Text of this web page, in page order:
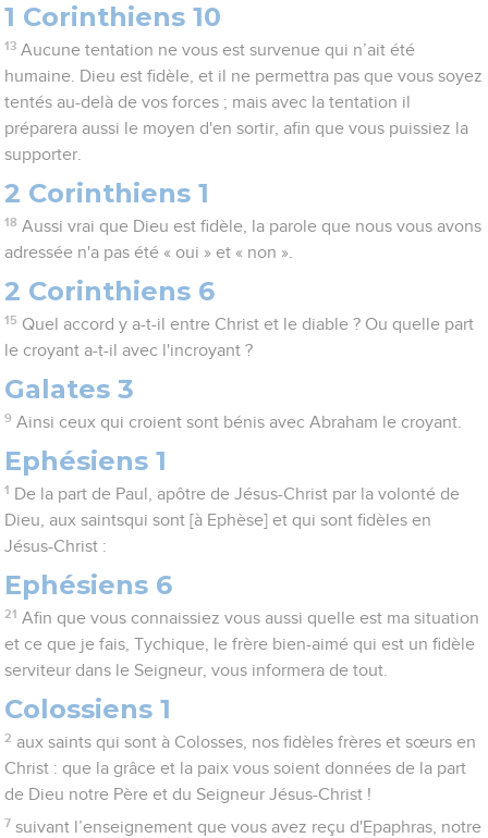
1 Corinthiens 10
13 Aucune tentation ne vous est survenue qui n’ait été
humaine. Dieu est fidèle, et il ne permettra pas que vous soyez
tentés au-delà de vos forces ; mais avec la tentation il
préparera aussi le moyen d'en sortir, afin que vous puissiez la
supporter.
2 Corinthiens 1
18 Aussi vrai que Dieu est fidèle, la parole que nous vous avons
adressée n'a pas été « oui » et « non ».
2 Corinthiens 6
15 Quel accord y a-t-il entre Christ et le diable ? Ou quelle part
le croyant a-t-il avec l'incroyant ?
Galates 3
9 Ainsi ceux qui croient sont bénis avec Abraham le croyant.
Ephésiens 1
1 De la part de Paul, apôtre de Jésus-Christ par la volonté de
Dieu, aux saintsqui sont [à Ephèse] et qui sont fidèles en
Jésus-Christ :
Ephésiens 6
21 Afin que vous connaissiez vous aussi quelle est ma situation
et ce que je fais, Tychique, le frère bien-aimé qui est un fidèle
serviteur dans le Seigneur, vous informera de tout.
Colossiens 1
2 aux saints qui sont à Colosses, nos fidèles frères et sœurs en
Christ : que la grâce et la paix vous soient données de la part
de Dieu notre Père et du Seigneur Jésus-Christ !
7 suivant l’enseignement que vous avez reçu d'Epaphras, notre